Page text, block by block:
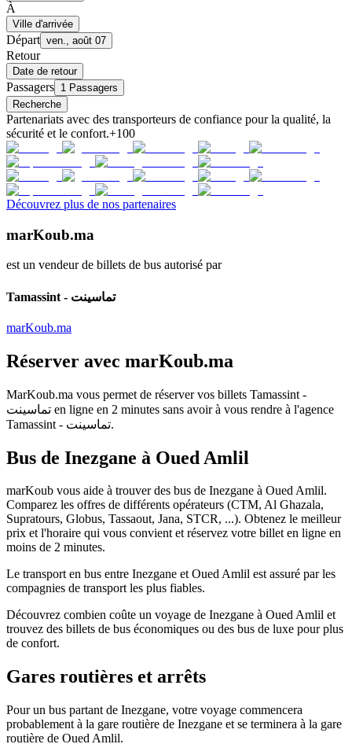
À
Ville d'arrivée
Départ ven., août 07
Retour
Date de retour
Passagers 1 Passagers
Recherche
Partenariats avec des transporteurs de confiance pour la qualité, la
sécurité et le confort.+100
Découvrez plus de nos partenaires
marKoub.ma
est un vendeur de billets de bus autorisé par
Tamassint - تماسينت
marKoub.ma
Réserver avec marKoub.ma
MarKoub.ma vous permet de réserver vos billets Tamassint -
تماسينت en ligne en 2 minutes sans avoir à vous rendre à l'agence
Tamassint - تماسينت.
Bus de Inezgane à Oued Amlil
marKoub vous aide à trouver des bus de Inezgane à Oued Amlil.
Comparez les offres de différents opérateurs (CTM, Al Ghazala,
Supratours, Globus, Tassaout, Jana, STCR, ...). Obtenez le meilleur
prix et l'horaire qui vous convient et réservez votre billet en ligne en
moins de 2 minutes.
Le transport en bus entre Inezgane et Oued Amlil est assuré par les
compagnies de transport les plus fiables.
Découvrez combien coûte un voyage de Inezgane à Oued Amlil et
trouvez des billets de bus économiques ou des bus de luxe pour plus
de confort.
Gares routières et arrêts
Pour un bus partant de Inezgane, votre voyage commencera
probablement à la gare routière de Inezgane et se terminera à la gare
routière de Oued Amlil.